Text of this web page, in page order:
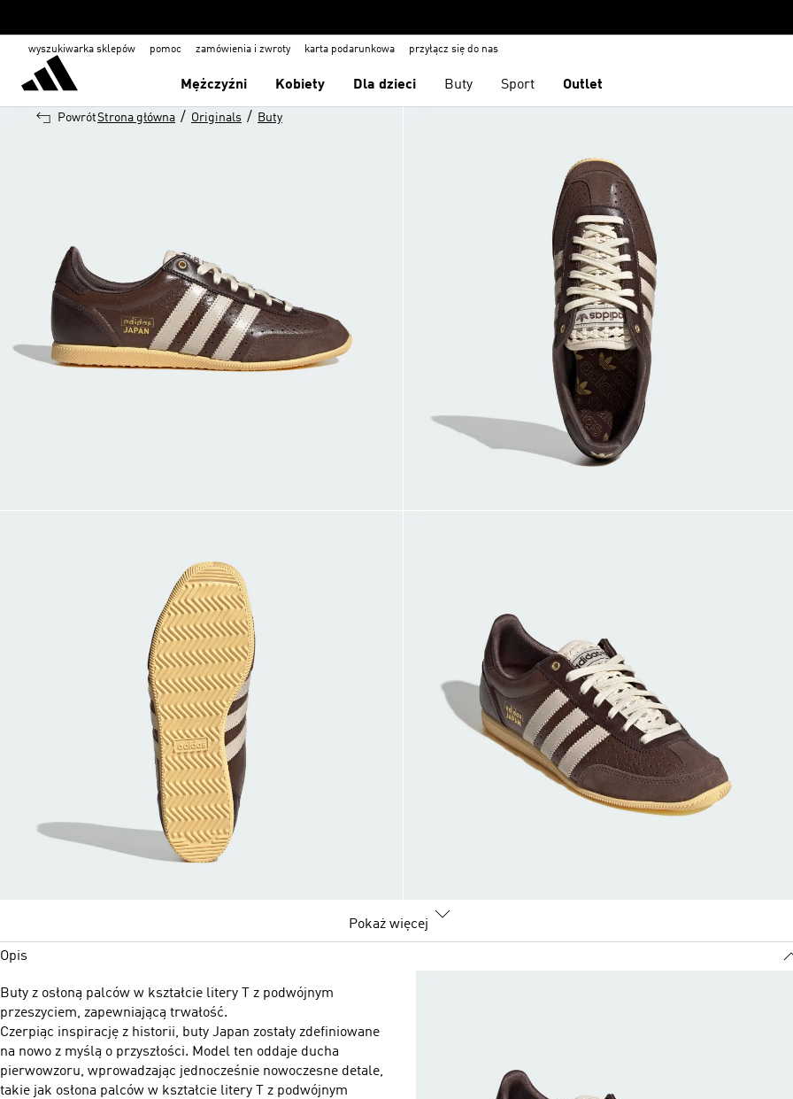
wyszukiwarka sklepów pomoc zamówienia i zwroty karta podarunkowa przyłącz się do nas
Mężczyźni Kobiety Dla dzieci Buty Sport Outlet
PowrótStrona główna / Originals / Buty
Pokaż więcej
Opis
Buty z osłoną palców w kształcie litery T z podwójnym
przeszyciem, zapewniającą trwałość.
Czerpiąc inspirację z historii, buty Japan zostały zdefiniowane
na nowo z myślą o przyszłości. Model ten oddaje ducha
pierwowzoru, wprowadzając jednocześnie nowoczesne detale,
takie jak osłona palców w kształcie litery T z podwójnym